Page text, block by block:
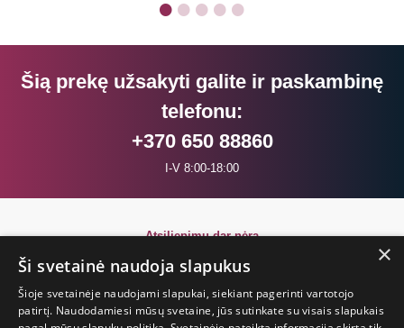
Šią prekę užsakyti galite ir paskambinę
telefonu:
+370 650 88860
I-V 8:00-18:00
Atsiliepimų dar nėra
Parašyk atsiliepimą ir GAUK DOVANĄ!
×
Ši svetainė naudoja slapukus
Šioje svetainėje naudojami slapukai, siekiant pagerinti vartotojo
patirtį. Naudodamiesi mūsų svetaine, jūs sutinkate su visais slapukais